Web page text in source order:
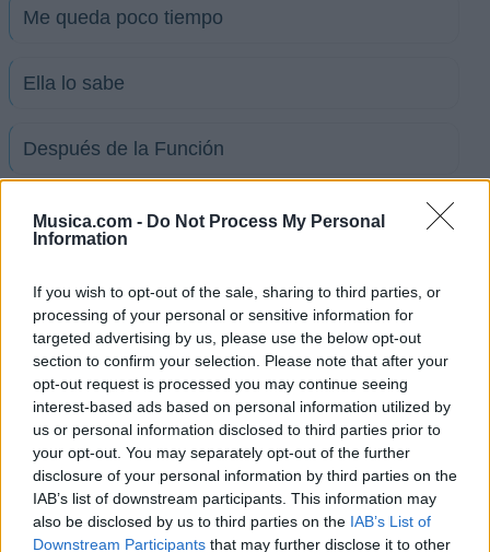
Musica.com - Do Not Process My Personal
Information
If you wish to opt-out of the sale, sharing to third parties, or
processing of your personal or sensitive information for
targeted advertising by us, please use the below opt-out
section to confirm your selection. Please note that after your
opt-out request is processed you may continue seeing
interest-based ads based on personal information utilized by
us or personal information disclosed to third parties prior to
your opt-out. You may separately opt-out of the further
disclosure of your personal information by third parties on the
IAB’s list of downstream participants. This information may
also be disclosed by us to third parties on the IAB’s List of
Downstream Participants that may further disclose it to other
Me queda poco tiempo
Ella lo sabe
Después de la Función
Te lleno de Caricias
Cada Episodio
Adentro de tu piel
Por que la queria
Ver todas sus letras por orden alfabético